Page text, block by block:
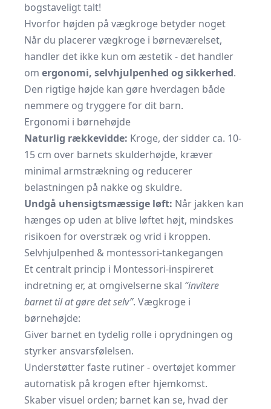
bogstaveligt talt!
Hvorfor højden på vægkroge betyder noget
Når du placerer vægkroge i børneværelset,
handler det ikke kun om æstetik - det handler
om ergonomi, selvhjulpenhed og sikkerhed.
Den rigtige højde kan gøre hverdagen både
nemmere og tryggere for dit barn.
Ergonomi i børnehøjde
Naturlig rækkevidde: Kroge, der sidder ca. 10-
15 cm over barnets skulderhøjde, kræver
minimal armstrækning og reducerer
belastningen på nakke og skuldre.
Undgå uhensigtsmæssige løft: Når jakken kan
hænges op uden at blive løftet højt, mindskes
risikoen for overstræk og vrid i kroppen.
Selvhjulpenhed & montessori-tankegangen
Et centralt princip i Montessori-inspireret
indretning er, at omgivelserne skal “invitere
barnet til at gøre det selv”. Vægkroge i
børnehøjde:
Giver barnet en tydelig rolle i oprydningen og
styrker ansvarsfølelsen.
Understøtter faste rutiner - overtøjet kommer
automatisk på krogen efter hjemkomst.
Skaber visuel orden; barnet kan se, hvad der